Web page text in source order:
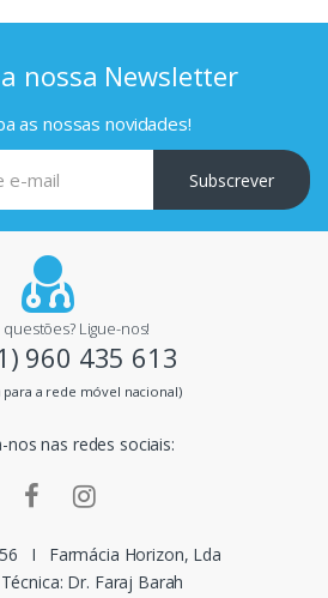
nossa Newsletter
as nossas novidades!
Subscrever
questões? Ligue-nos!
960 435 613
para a rede móvel nacional)
nos nas redes sociais:
I
Farmácia Horizon, Lda
Dr. Faraj Barah